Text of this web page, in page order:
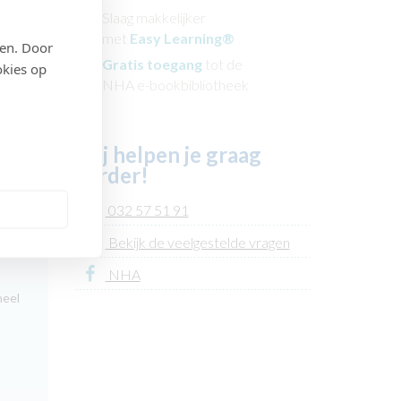
Door
op
Slaag makkelijker
met Easy Learning®
Gratis toegangtot de
NHA e-bookbibliotheek
Wij helpen je graag
verder!
032 57 51 91
Bekijk de veelgestelde vragen
NHA